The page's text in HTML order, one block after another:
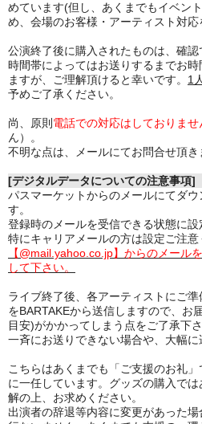
めています(但し、あくまでもイベン
め、会場のお客様・アーティスト対
公演終了後に購入されたものは、確認
時間帯によってはお送りするまでお
ますが、ご理解頂けると幸いです。 1
予めご了承ください。
尚、原則 電話での対応はしておりませ
ん）。
不明な点は、メールにてお問合せ頂き
[デジタルデータについての注意事項]
パスマーケットからのメールにてダ
す。
登録時のメールを受信できる状態に設
特にキャリアメールの方は設定ご注意
【@mail.yahoo.co.jp】からのメール
して下さい。
ライブ終了後、各アーティストにご
をBARTAKEから送信しますので、お
目安)がかかってしまう点をご了承下
一斉にお送りできない場合や、大幅に
こちらはあくまでも「ご支援のお礼
に一任しています。グッズの購入で
解の上、お求めください。
出演者の辞退等内容に変更があった